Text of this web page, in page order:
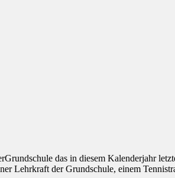
das in diesem Kalenderjahr
Lehrkraft der Grundschule, einem